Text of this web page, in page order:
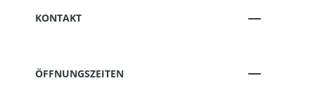
KONTAKT
ÖFFNUNGSZEITEN